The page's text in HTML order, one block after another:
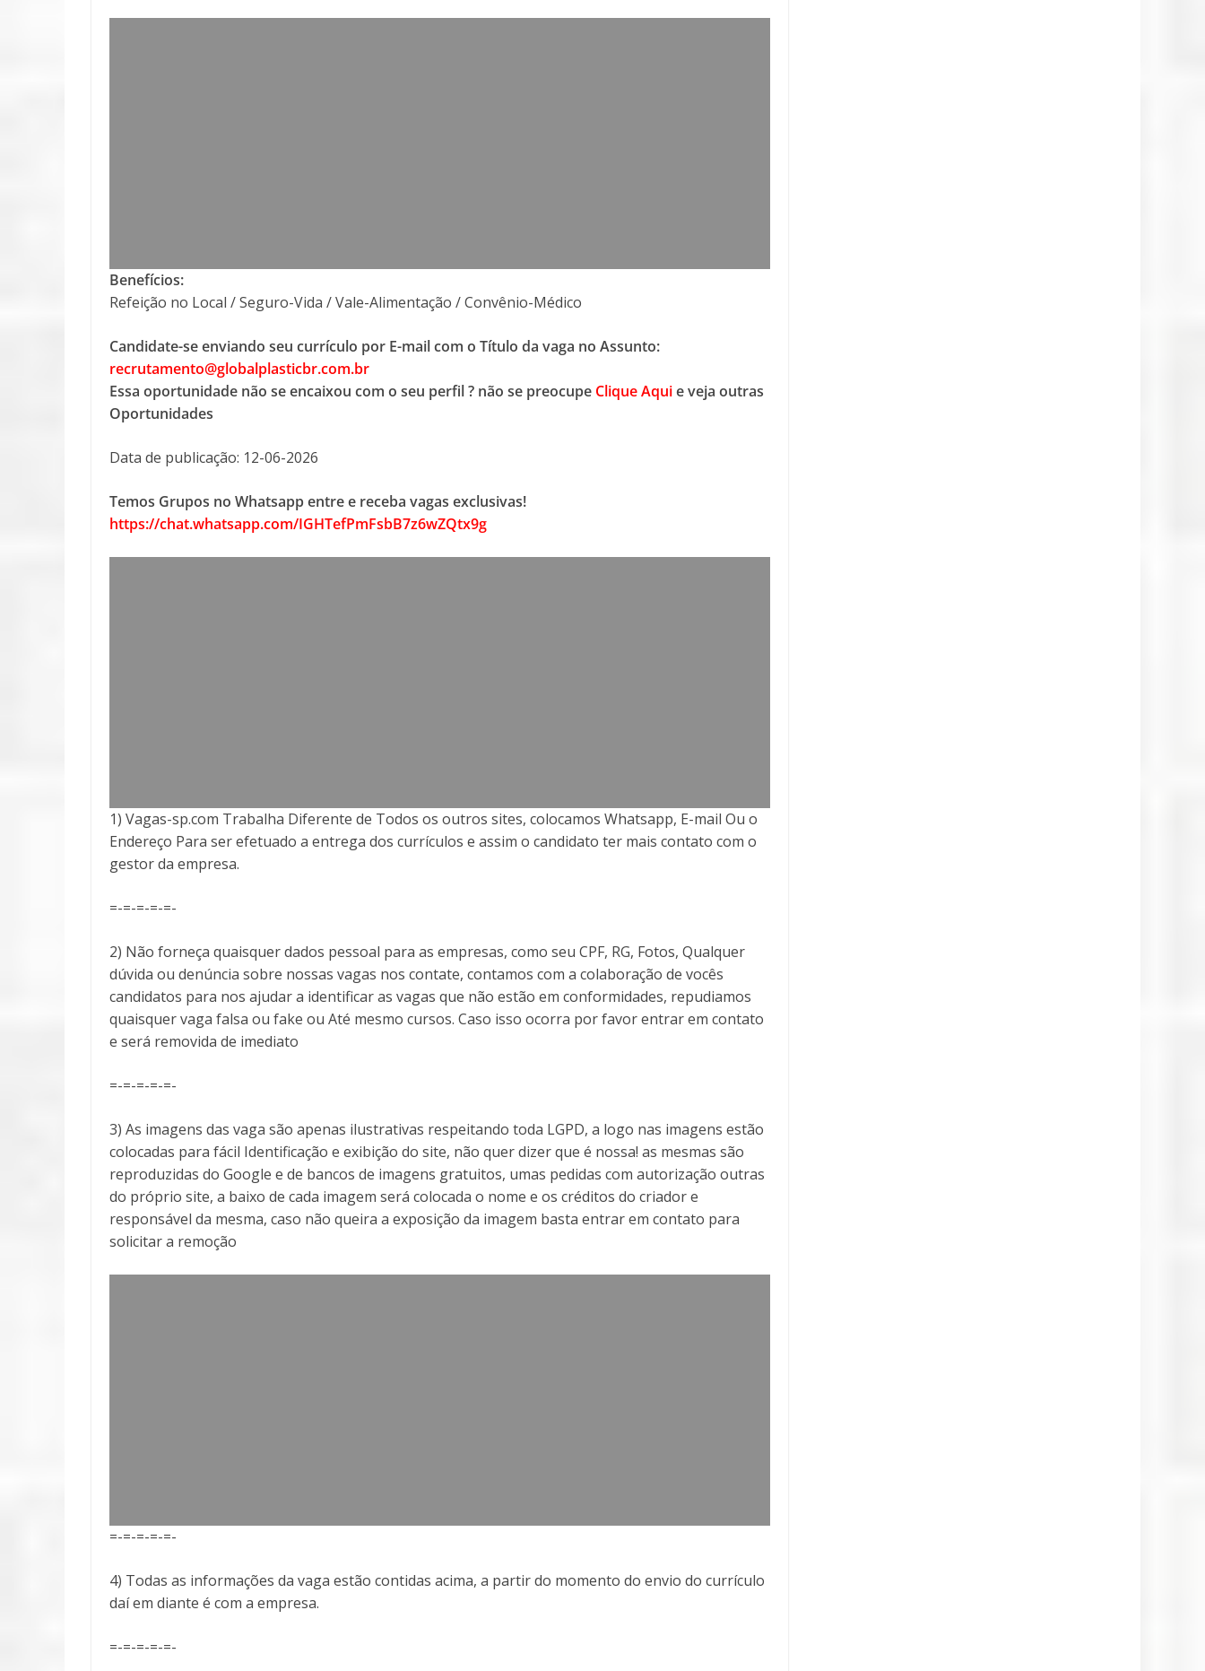
Benefícios:
Refeição no Local / Seguro-Vida / Vale-Alimentação / Convênio-Médico
Candidate-se enviando seu currículo por E-mail com o Título da vaga no Assunto:
recrutamento@globalplasticbr.com.br
Essa oportunidade não se encaixou com o seu perfil ? não se preocupe Clique Aquie veja outras
Oportunidades
Data de publicação: 12-06-2026
Temos Grupos no Whatsapp entre e receba vagas exclusivas!
https://chat.whatsapp.com/IGHTefPmFsbB7z6wZQtx9g
1) Vagas-sp.com Trabalha Diferente de Todos os outros sites, colocamos Whatsapp, E-mail Ou o
Endereço Para ser efetuado a entrega dos currículos e assim o candidato ter mais contato com o
gestor da empresa.
=-=-=-=-=-
2) Não forneça quaisquer dados pessoal para as empresas, como seu CPF, RG, Fotos, Qualquer
dúvida ou denúncia sobre nossas vagas nos contate, contamos com a colaboração de vocês
candidatos para nos ajudar a identificar as vagas que não estão em conformidades, repudiamos
quaisquer vaga falsa ou fake ou Até mesmo cursos. Caso isso ocorra por favor entrar em contato
e será removida de imediato
=-=-=-=-=-
3) As imagens das vaga são apenas ilustrativas respeitando toda LGPD, a logo nas imagens estão
colocadas para fácil Identificação e exibição do site, não quer dizer que é nossa! as mesmas são
reproduzidas do Google e de bancos de imagens gratuitos, umas pedidas com autorização outras
do próprio site, a baixo de cada imagem será colocada o nome e os créditos do criador e
responsável da mesma, caso não queira a exposição da imagem basta entrar em contato para
solicitar a remoção
=-=-=-=-=-
4) Todas as informações da vaga estão contidas acima, a partir do momento do envio do currículo
daí em diante é com a empresa.
=-=-=-=-=-